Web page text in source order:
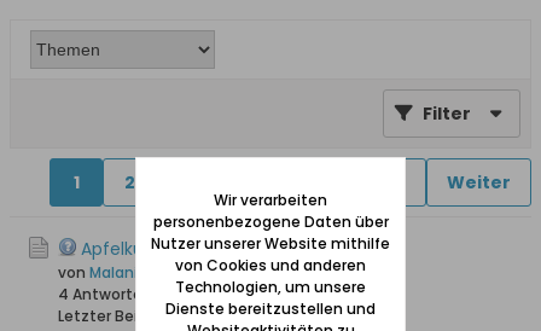
Filter
1 2 Weiter
Apfelkuchen - hab da mal eine Frage!
von Malani
4 Antworten
23.067 Hits0 Likes
Letzter Beitrag09.01.2026, 14:00
Wir verarbeiten
personenbezogene Daten über
Nutzer unserer Website mithilfe
von Cookies und anderen
Technologien, um unsere
Dienste bereitzustellen und